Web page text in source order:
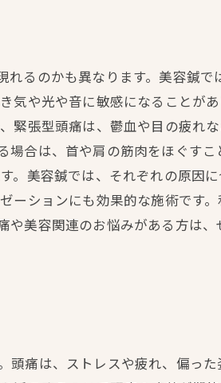
るのかも異なります。美容鍼で
気や光や音に敏感になることが
緊張型頭痛は、鬱血や目の疲れ
合は、首や肩の筋肉をほぐす
。美容鍼では、それぞれの原因
ーションにも効果的な施術です
美容関連のお悩みがある方は
痛は、ストレスや疲れ、偏っ